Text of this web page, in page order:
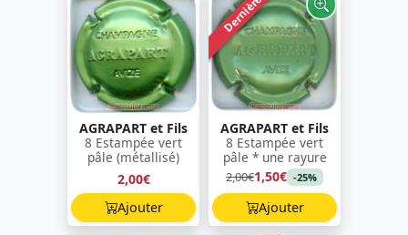
AGRAPART et Fils
8 Estampée vert
pâle (métallisé)
2,00€
Ajouter
Dernière !
AGRAPART et Fils
8 Estampée vert
pâle * une rayure
2,00€1,50€ -25%
Ajouter